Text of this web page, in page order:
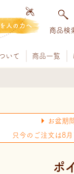
人の力へ
商品検
いて 商品一覧
お盆期
只今のご注文は8
ポ